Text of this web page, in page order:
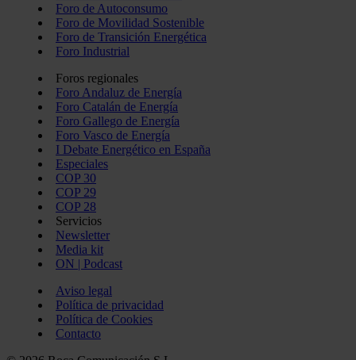
Foro de Autoconsumo
Foro de Movilidad Sostenible
Foro de Transición Energética
Foro Industrial
Foros regionales
Foro Andaluz de Energía
Foro Catalán de Energía
Foro Gallego de Energía
Foro Vasco de Energía
I Debate Energético en España
Especiales
COP 30
COP 29
COP 28
Servicios
Newsletter
Media kit
ON | Podcast
Aviso legal
Política de privacidad
Política de Cookies
Contacto